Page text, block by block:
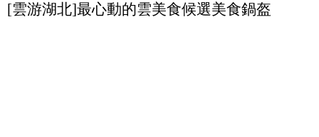
[雲游湖北]最心動的雲美食候選美食鍋盔